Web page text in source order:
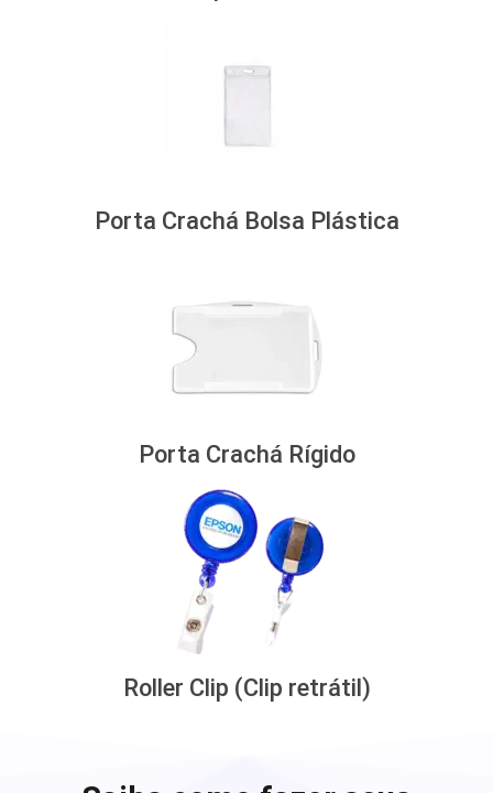
Porta Crachá Bolsa Plástica
Porta Crachá Rígido
Roller Clip (Clip retrátil)